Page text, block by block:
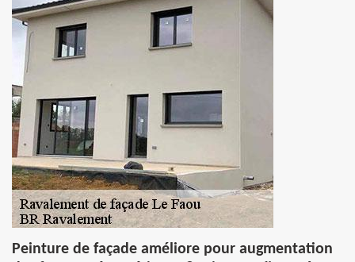
Peinture de façade améliore pour augmentation